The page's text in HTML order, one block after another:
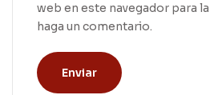
web en este navegador para
haga un comentario.